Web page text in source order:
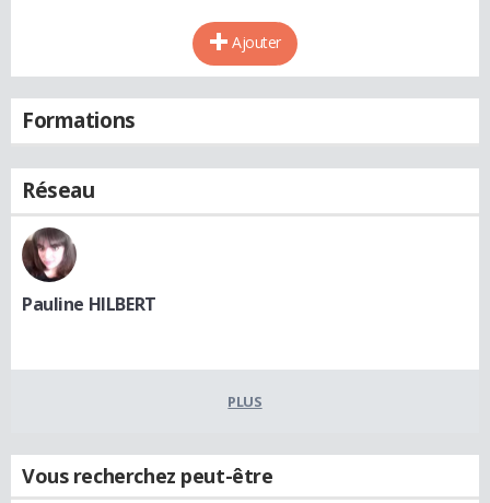
Ajouter
Formations
Réseau
Pauline HILBERT
PLUS
Vous recherchez peut-être